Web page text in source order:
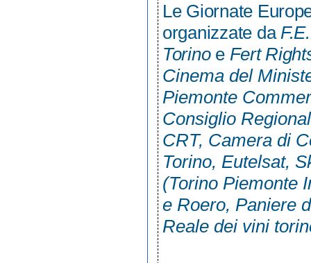
Le Giornate
organizzate da
Torino eFert
Cinema del
Piemonte
Consiglio
CRT, Camera di
Torino, Eutelsat,
(Torino Piemonte
e Roero, Paniere
Reale dei vini